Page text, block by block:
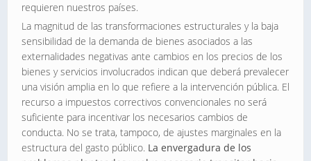
requieren nuestros países.
La magnitud de las transformaciones estructurales y la baja
sensibilidad de la demanda de bienes asociados a las
externalidades negativas ante cambios en los precios de los
bienes y servicios involucrados indican que deberá prevalecer
una visión amplia en lo que refiere a la intervención pública. El
recurso a impuestos correctivos convencionales no será
suficiente para incentivar los necesarios cambios de
conducta. No se trata, tampoco, de ajustes marginales en la
estructura del gasto público. La envergadura de los